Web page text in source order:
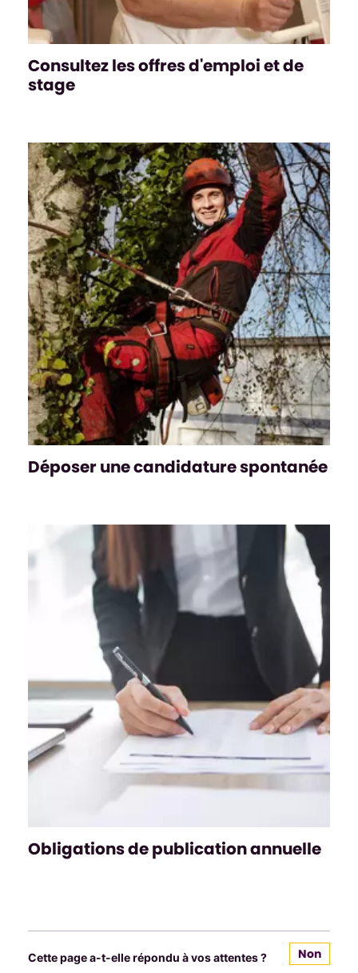
Consultez les offres d'emploi et de
stage
Déposer une candidature spontanée
Obligations de publication annuelle
Cette page a-t-elle répondu à vos attentes ? Non